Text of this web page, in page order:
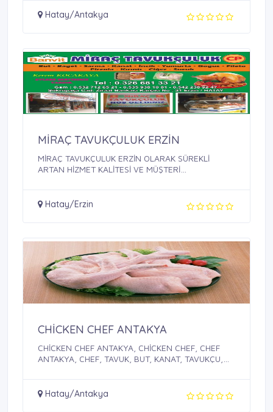
Hatay/Antakya
MİRAÇ TAVUKÇULUK ERZİN
MİRAÇ TAVUKÇULUK ERZİN OLARAK SÜREKLİ
ARTAN HİZMET KALİTESİ VE MÜŞTERİ
Hatay/Erzin
CHİCKEN CHEF ANTAKYA
CHİCKEN CHEF ANTAKYA, CHİCKEN CHEF, CHEF
ANTAKYA, CHEF, TAVUK, BUT, KANAT, TAVUKÇU,
Hatay/Antakya